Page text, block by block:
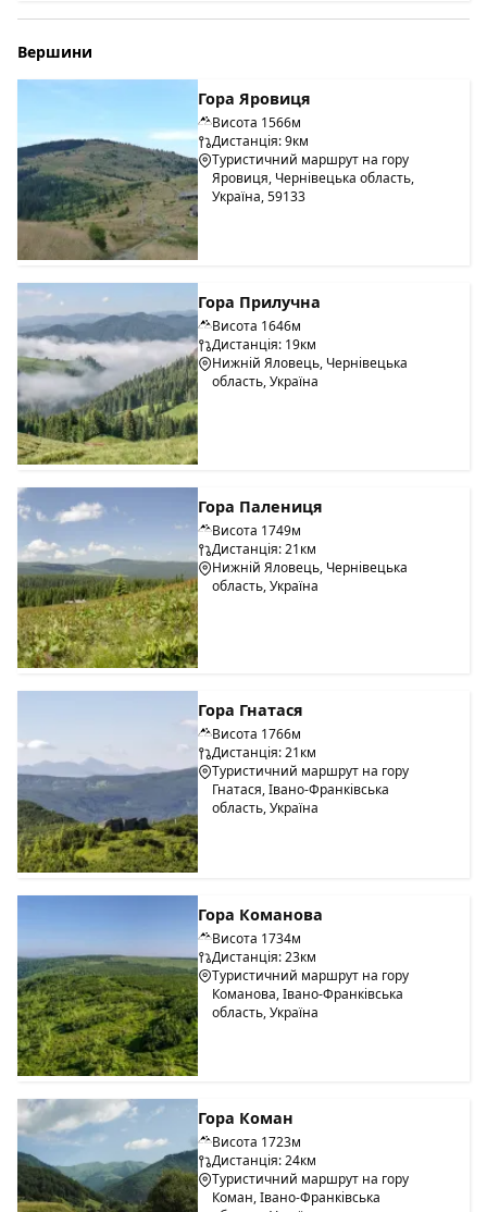
Вершини
Гора Яровиця
Висота 1566м
Дистанція: 9км
Туристичний маршрут на гору
Яровиця, Чернівецька область,
Україна, 59133
Гора Прилучна
Висота 1646м
Дистанція: 19км
Нижній Яловець, Чернівецька
область, Україна
Гора Палениця
Висота 1749м
Дистанція: 21км
Нижній Яловець, Чернівецька
область, Україна
Гора Гнатася
Висота 1766м
Дистанція: 21км
Туристичний маршрут на гору
Гнатася, Івано-Франківська
область, Україна
Гора Команова
Висота 1734м
Дистанція: 23км
Туристичний маршрут на гору
Команова, Івано-Франківська
область, Україна
Гора Коман
Висота 1723м
Дистанція: 24км
Туристичний маршрут на гору
Коман, Івано-Франківська